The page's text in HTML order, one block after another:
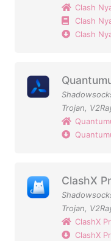
Clash
Clash
Clash
Trojan,
ClashX
Trojan,
ClashX
ClashX